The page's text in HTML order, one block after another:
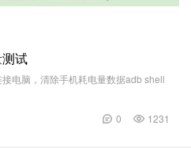
试
电脑，清除手机耗电量数据adb shell
0
1231